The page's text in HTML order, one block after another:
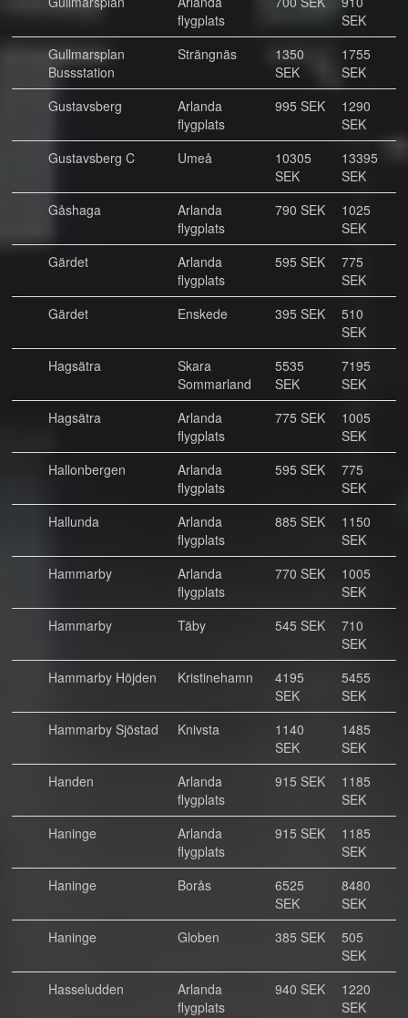
flygplats
SEK
Gullmarsplan
Bussstation
Strängnäs
1350
SEK
1755
SEK
Gustavsberg
Arlanda
flygplats
995 SEK
1290
SEK
Gustavsberg C
Umeå
10305
SEK
13395
SEK
Gåshaga
Arlanda
flygplats
790 SEK
1025
SEK
Gärdet
Arlanda
flygplats
595 SEK
775
SEK
Gärdet
Enskede 395 SEK
510
SEK
Hagsätra
Skara
Sommarland
5535
SEK
7195
SEK
Hagsätra
Arlanda
flygplats
775 SEK
1005
SEK
Hallonbergen
Arlanda
flygplats
595 SEK
775
SEK
Hallunda
Arlanda
flygplats
885 SEK
1150
SEK
Hammarby
Arlanda
flygplats
770 SEK
1005
SEK
Hammarby
Täby 545 SEK
710
SEK
Hammarby Höjden
Kristinehamn
4195
SEK
5455
SEK
Hammarby Sjöstad
Knivsta
1140
SEK
1485
SEK
Handen
Arlanda
flygplats
915 SEK
1185
SEK
Haninge
Arlanda
flygplats
915 SEK
1185
SEK
Haninge
Borås
6525
SEK
8480
SEK
Haninge
Globen 385 SEK
505
SEK
Hasseludden
Arlanda
flygplats
940 SEK
1220
SEK